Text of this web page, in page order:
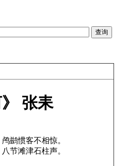
》 张耒
鹚惯客不相惊。
节滩津石柱声。